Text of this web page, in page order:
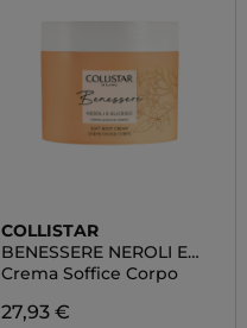
COLLISTAR
BENESSERE NEROLI E
ELICRISO
Crema Soffice Corpo
27,93 €